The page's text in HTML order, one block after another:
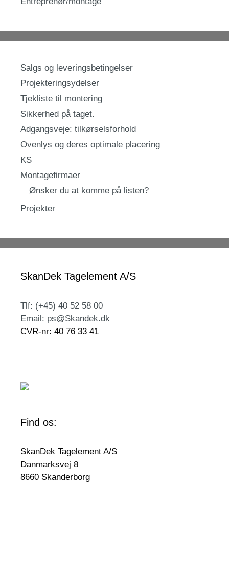
Salgs og leveringsbetingelser
Projekteringsydelser
Tjekliste til montering
Sikkerhed på taget.
Adgangsveje: tilkørselsforhold
Ovenlys og deres optimale placering
KS
Montagefirmaer
Ønsker du at komme på listen?
Projekter
SkanDek Tagelement A/S
Tlf: (+45) 40 52 58 00
Email: ps@Skandek.dk
CVR-nr: 40 76 33 41
Find os:
SkanDek Tagelement A/S
Danmarksvej 8
8660 Skanderborg